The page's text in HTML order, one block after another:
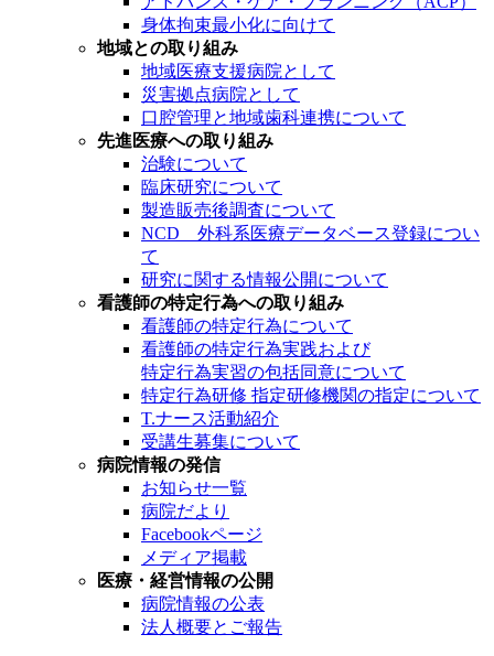
身体拘束最小化に向けて
地域との取り組み
地域医療支援病院として
災害拠点病院として
口腔管理と地域歯科連携について
先進医療への取り組み
治験について
臨床研究について
製造販売後調査について
NCD 外科系医療データベース登録につい
て
研究に関する情報公開について
看護師の特定行為への取り組み
看護師の特定行為について
看護師の特定行為実践および
特定行為実習の包括同意について
特定行為研修 指定研修機関の指定について
T.ナース活動紹介
受講生募集について
病院情報の発信
お知らせ一覧
病院だより
Facebookページ
メディア掲載
医療・経営情報の公開
病院情報の公表
法人概要とご報告